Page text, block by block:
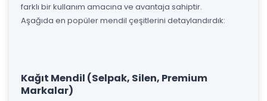
farklı bir kullanım amacına ve avantaja sahiptir.
Aşağıda en popüler mendil çeşitlerini detaylandırdık:
Kağıt Mendil (Selpak, Silen, Premium
Markalar)